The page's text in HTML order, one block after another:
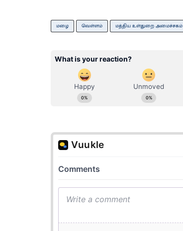
மழை வெள்ளம் மத்திய உள்துறை அமைச்சகம்